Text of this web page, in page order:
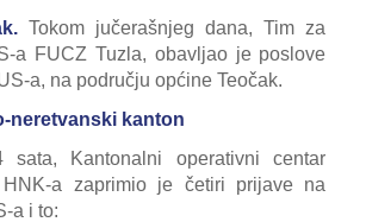
Tokom jučerašnjeg dana, Tim za
a FUCZ Tuzla, obavljao je poslove
a, na području općine Teočak.
neretvanski kanton
sata, Kantonalni operativni centar
a zaprimio je četiri prijave na
a i to: